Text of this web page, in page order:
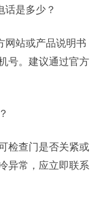
话是多少？
网站或产品说明书
号。建议通过官方
检查门是否关紧或
异常，应立即联系